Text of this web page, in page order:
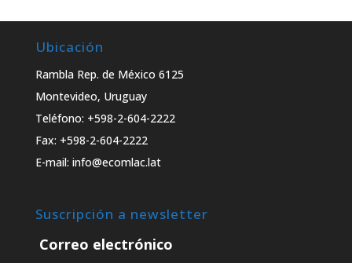
Ubicación
Rambla Rep. de México 6125
Montevideo, Uruguay
Teléfono: +598-2-604-2222
Fax: +598-2-604-2222
E-mail: info@ecomlac.lat
Suscripción a newsletter
Correo electrónico